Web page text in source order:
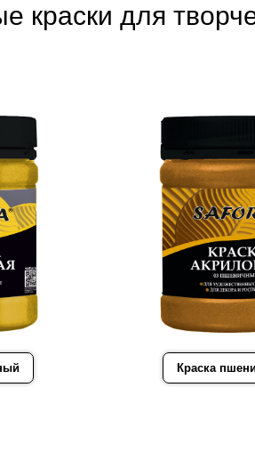
краски для
Краска